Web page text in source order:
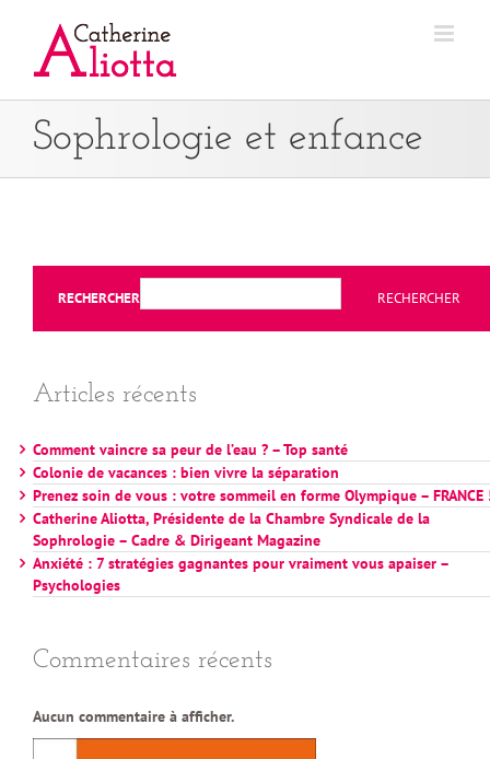
contenu
Sophrologie et enfance
RECHERCHER RECHERCHER
Articles récents
Comment vaincre sa peur de l’eau ? – Top santé
Colonie de vacances : bien vivre la séparation
Prenez soin de vous : votre sommeil en forme Olympique – FRANCE
Catherine Aliotta, Présidente de la Chambre Syndicale de la
Sophrologie – Cadre & Dirigeant Magazine
Anxiété : 7 stratégies gagnantes pour vraiment vous apaiser –
Psychologies
Commentaires récents
Aucun commentaire à afficher.